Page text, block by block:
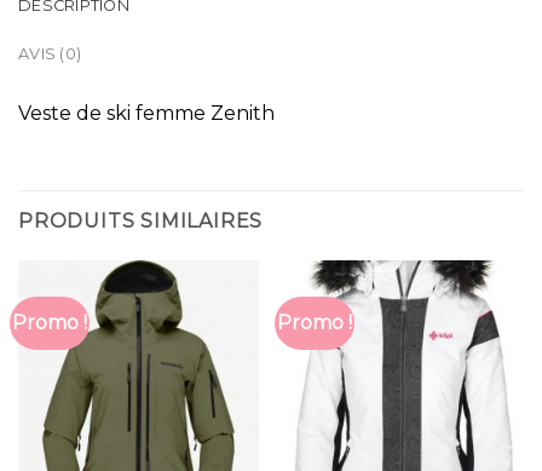
DESCRIPTION
AVIS (0)
Veste de ski femme Zenith
PRODUITS SIMILAIRES
Promo ! Promo !